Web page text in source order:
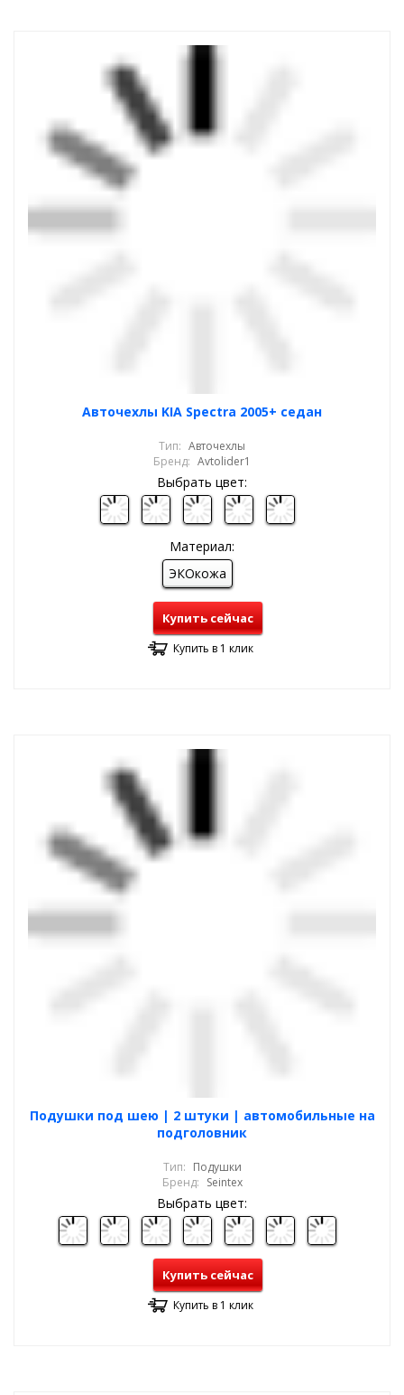
Авточехлы KIA Spectra 2005+ седан
Тип: Авточехлы
Бренд: Avtolider1
Выбрать цвет:
Материал:
ЭКОкожа
Купить сейчас
Купить в 1 клик
Подушки под шею | 2 штуки | автомобильные на
подголовник
Тип: Подушки
Бренд: Seintex
Выбрать цвет:
Купить сейчас
Купить в 1 клик